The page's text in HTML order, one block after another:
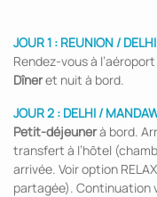
JOUR 1 : REUNION / DELHI
Rendez-vous à
Dîneret nuit à bord.
JOUR 2 : DELHI /
Petit-déjeunerà bord.
transfert à l’hôtel
arrivée. Voir option
partagée). Continuation